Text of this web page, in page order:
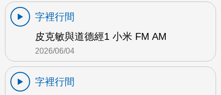
字裡行間
皮克敏與道德經1 小米 FM AM
2026/06/04
字裡行間